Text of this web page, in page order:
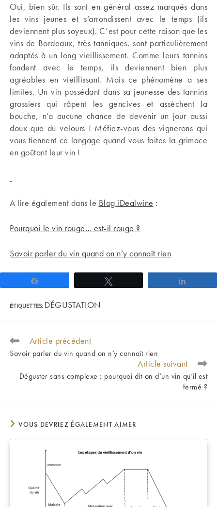
Oui, bien sûr. Ils sont en général assez marqués dans
les vins jeunes et s’arrondissent avec le temps (ils
deviennent plus soyeux). C’est pour cette raison que les
vins de Bordeaux, très tanniques, sont particulièrement
adaptés à un long vieillissement. Comme leurs tannins
fondent avec le temps, ils deviennent bien plus
agréables en vieillissant. Mais ce phénomène a ses
limites. Un vin possédant dans sa jeunesse des tannins
grossiers qui râpent les gencives et assèchent la
bouche, n’a aucune chance de devenir un jour aussi
doux que du velours ! Méfiez-vous des vignerons qui
vous tiennent ce langage quand vous faites la grimace
en goûtant leur vin !
A lire également dans le Blog iDealwine :
Pourquoi le vin rouge… est-il rouge ?
Savoir parler du vin quand on n’y connaît rien
ÉTIQUETTES: DÉGUSTATION
READ
MORE
ARTICLES
Article précédent
Savoir parler du vin quand on n’y connaît rien
Article suivant
Déguster sans complexe : pourquoi dit-on d’un vin qu’il est
fermé ?
VOUS DEVRIEZ ÉGALEMENT AIMER